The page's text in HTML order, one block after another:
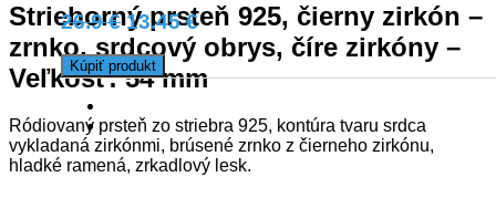
26.9 € 13.45 €
Kúpiť produkt
Strieborný prsteň 925, čierny zirkón –
zrnko, srdcový obrys, číre zirkóny –
Veľkosť: 54 mm
Ródiovaný prsteň zo striebra 925, kontúra tvaru srdca
vykladaná zirkónmi, brúsené zrnko z čierneho zirkónu,
hladké ramená, zrkadlový lesk.